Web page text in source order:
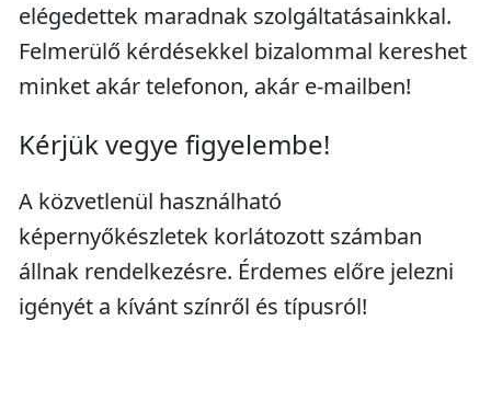
elégedettek maradnak szolgáltatásainkkal.
Felmerülő kérdésekkel bizalommal kereshet
minket akár telefonon, akár e-mailben!
Kérjük vegye figyelembe!
A közvetlenül használható
képernyőkészletek korlátozott számban
állnak rendelkezésre. Érdemes előre jelezni
igényét a kívánt színről és típusról!